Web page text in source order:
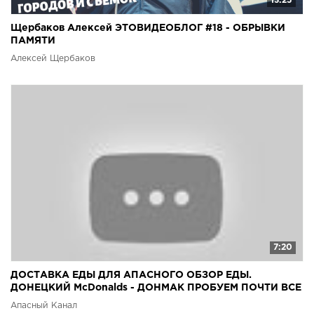
Щербаков Алексей ЭТОВИДЕОБЛОГ #18 - ОБРЫВКИ
ПАМЯТИ
Алексей Щербаков
7:20
ДОСТАВКА ЕДЫ ДЛЯ АПАСНОГО ОБЗОР ЕДЫ.
ДОНЕЦКИЙ McDonalds - ДОНМАК ПРОБУЕМ ПОЧТИ ВСЕ
МЕНЮ
Апасный Канал